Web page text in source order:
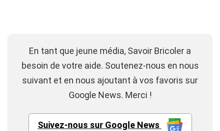
En tant que jeune média, Savoir Bricoler a
besoin de votre aide. Soutenez-nous en nous
suivant et en nous ajoutant à vos favoris sur
Google News. Merci !
Suivez-nous sur Google News